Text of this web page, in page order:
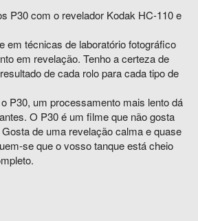
P30 com o revelador Kodak HC-110 e
em técnicas de laboratório fotográfico
em revelação. Tenho a certeza de
de cada rolo para cada tipo de
P30, um processamento mais lento dá
O P30 é um filme que não gosta
de uma revelação calma e quase
se que o vosso tanque está cheio